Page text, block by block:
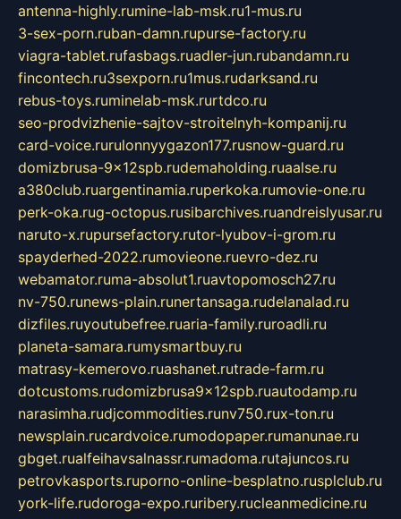
antenna-highly.rumine-lab-msk.ru1-mus.ru
3-sex-porn.ruban-damn.rupurse-factory.ru
viagra-tablet.rufasbags.ruadler-jun.rubandamn.ru
fincontech.ru3sexporn.ru1mus.rudarksand.ru
rebus-toys.ruminelab-msk.rurtdco.ru
seo-prodvizhenie-sajtov-stroitelnyh-kompanij.ru
card-voice.rurulonnyygazon177.rusnow-guard.ru
domizbrusa-9x12spb.rudemaholding.ruaalse.ru
a380club.ruargentinamia.ruperkoka.rumovie-one.ru
perk-oka.rug-octopus.rusibarchives.ruandreislyusar.ru
naruto-x.rupursefactory.rutor-lyubov-i-grom.ru
spayderhed-2022.rumovieone.ruevro-dez.ru
webamator.ruma-absolut1.ruavtopomosch27.ru
nv-750.runews-plain.runertansaga.rudelanalad.ru
dizfiles.ruyoutubefree.ruaria-family.ruroadli.ru
planeta-samara.rumysmartbuy.ru
matrasy-kemerovo.ruashanet.rutrade-farm.ru
dotcustoms.rudomizbrusa9x12spb.ruautodamp.ru
narasimha.rudjcommodities.runv750.rux-ton.ru
newsplain.rucardvoice.rumodopaper.rumanunae.ru
gbget.rualfeihavsalnassr.rumadoma.rutajuncos.ru
petrovkasports.ruporno-online-besplatno.rusplclub.ru
york-life.rudoroga-expo.ruribery.rucleanmedicine.ru